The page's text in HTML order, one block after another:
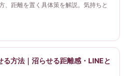
、距離を置く具体策を解説。気持ちと
方法｜沼らせる距離感・LINEと